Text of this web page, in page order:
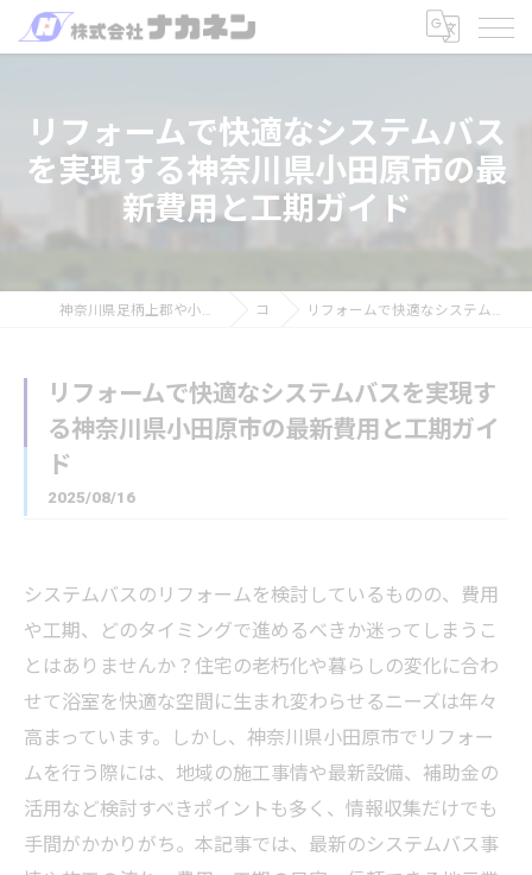
リフォームで快適なシステムバス
を実現する神奈川県小田原市の最
新費用と工期ガイド
神奈川県足柄上郡や小田原を中心のリフォームなら株式会社ナカネン コラム リフォームで快適なシステムバスを実現する神奈川県小田原市の最新費用と工期ガイド
リフォームで快適なシステムバスを実現す
る神奈川県小田原市の最新費用と工期ガイ
ド
2025/08/16
システムバスのリフォームを検討しているものの、費用
や工期、どのタイミングで進めるべきか迷ってしまうこ
とはありませんか？住宅の老朽化や暮らしの変化に合わ
せて浴室を快適な空間に生まれ変わらせるニーズは年々
高まっています。しかし、神奈川県小田原市でリフォー
ムを行う際には、地域の施工事情や最新設備、補助金の
活用など検討すべきポイントも多く、情報収集だけでも
手間がかかりがち。本記事では、最新のシステムバス事